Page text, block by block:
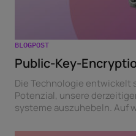
BLOGPOST
Public-Key-
Die Technologie entwickelt
Potenzial, unsere
systeme auszuhebeln. Auf